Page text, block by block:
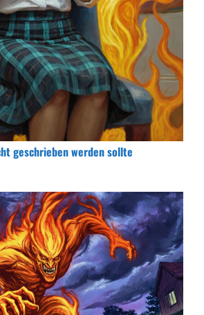
geschrieben werden sollte